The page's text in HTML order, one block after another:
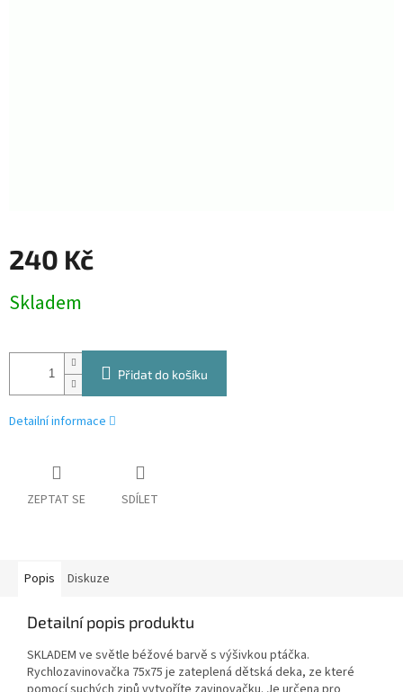
240 Kč
cena:
Skladem
Přidat do košíku
Detailní informace
ZEPTAT SE SDÍLET
Popis Diskuze
Detailní popis produktu
SKLADEM ve světle béžové barvě s výšivkou ptáčka.
Rychlozavinovačka 75x75 je zateplená dětská deka, ze které